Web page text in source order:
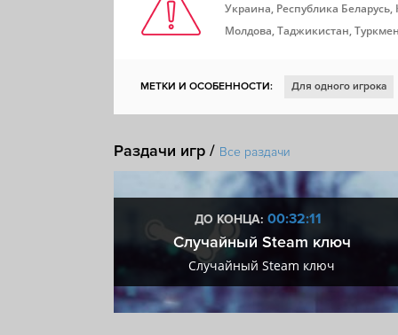
Украина, Республика
Молдова, Таджикистан,
МЕТКИ И ОСОБЕННОСТИ: Для одного игрока
Менеджмент Строительство
Политическая Дипломатия
Мастерская Steam Steam Cloud
Раздачи игр / Все раздачи
ДО КОНЦА: 00:32:10
Случайный Steam ключ
Случайный Steam ключ